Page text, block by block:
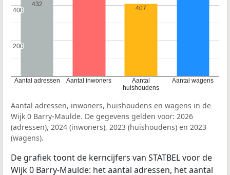
Aantal adressen Aantal inwoners
Aantal
huishoudens
Aantal wagens
200
200
400
400
432
407
Aantal adressen, inwoners, huishoudens en wagens in de
Wijk 0 Barry-Maulde. De gegevens gelden voor: 2026
(adressen), 2024 (inwoners), 2023 (huishoudens) en 2023
(wagens).
De grafiek toont de kerncijfers van STATBEL voor de
Wijk 0 Barry-Maulde: het aantal adressen, het aantal